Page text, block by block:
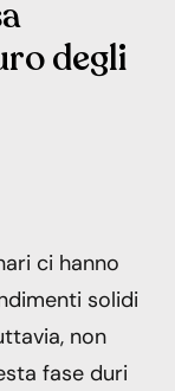
degli
ci hanno
solidi
non
fase duri